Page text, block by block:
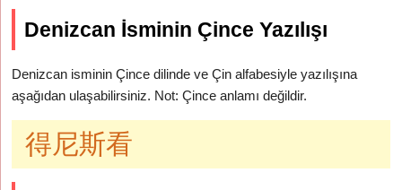
Denizcan İsminin Çince Yazılışı
Denizcan isminin Çince dilinde ve Çin alfabesiyle yazılışına
aşağıdan ulaşabilirsiniz. Not: Çince anlamı değildir.
得尼斯看